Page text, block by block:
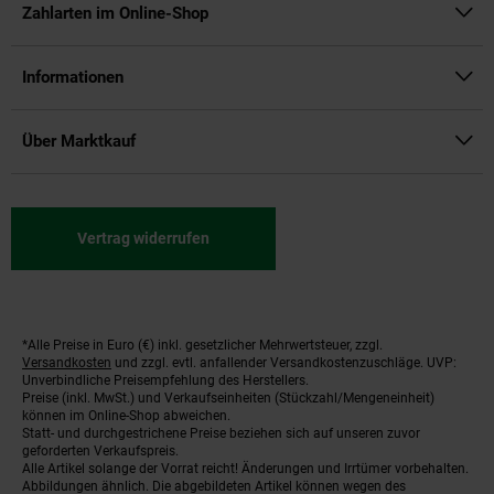
Zahlarten im Online-Shop
Informationen
Über Marktkauf
Vertrag widerrufen
Fußnoten
*Alle Preise in Euro (€) inkl. gesetzlicher Mehrwertsteuer, zzgl.
Versandkosten und zzgl. evtl. anfallender Versandkostenzuschläge. UVP:
Unverbindliche Preisempfehlung des Herstellers.
Preise (inkl. MwSt.) und Verkaufseinheiten (Stückzahl/Mengeneinheit)
können im Online-Shop abweichen.
Statt- und durchgestrichene Preise beziehen sich auf unseren zuvor
geforderten Verkaufspreis.
Alle Artikel solange der Vorrat reicht! Änderungen und Irrtümer vorbehalten.
Abbildungen ähnlich. Die abgebildeten Artikel können wegen des